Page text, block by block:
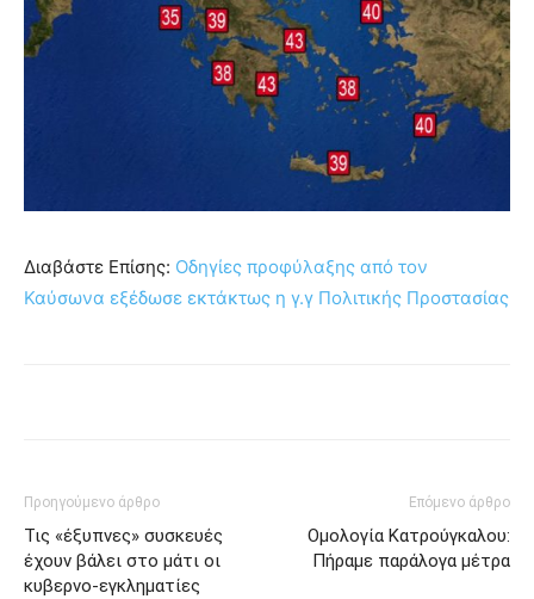
Διαβάστε Επίσης: Οδηγίες προφύλαξης από τον
Καύσωνα εξέδωσε εκτάκτως η γ.γ Πολιτικής Προστασίας
Προηγούμενο άρθρο
Τις «έξυπνες» συσκευές
έχουν βάλει στο μάτι οι
κυβερνο-εγκληματίες
Επόμενο άρθρο
Ομολογία Κατρούγκαλου:
Πήραμε παράλογα μέτρα